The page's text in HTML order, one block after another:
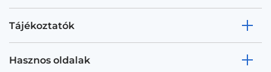
Tájékoztatók
Hasznos oldalak